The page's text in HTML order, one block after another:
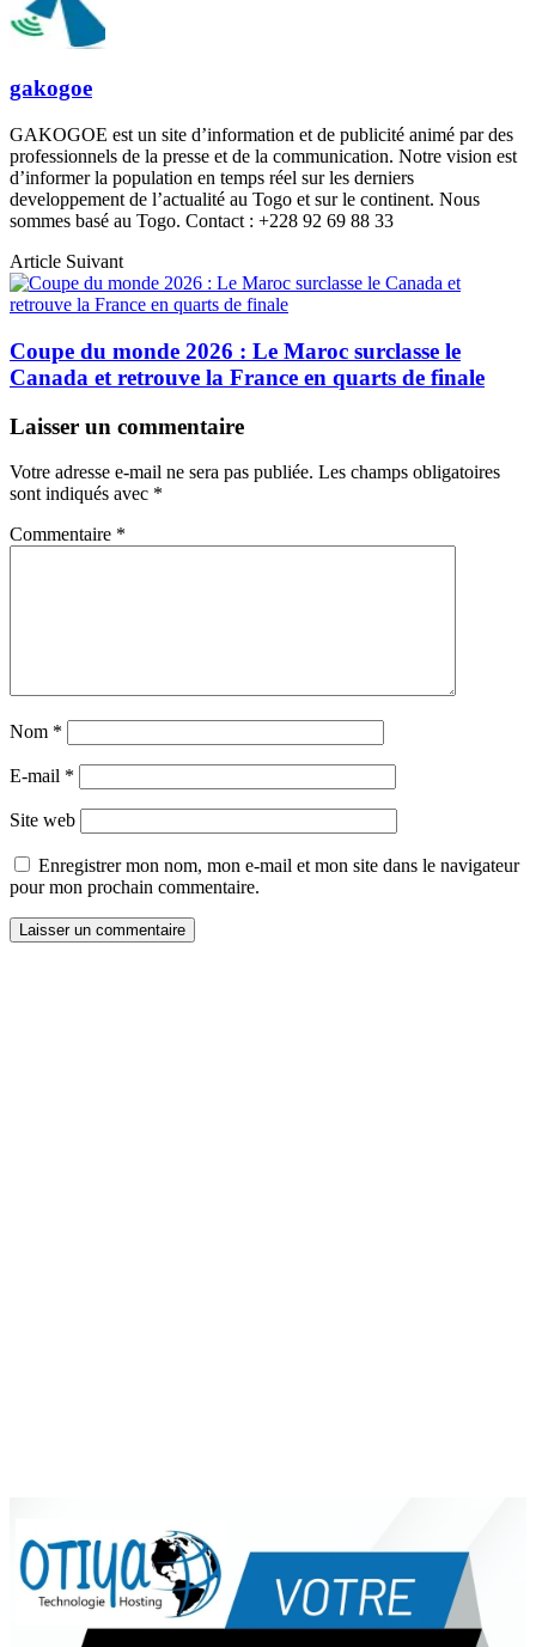
gakogoe
GAKOGOE est un site d’information et de publicité animé par des
professionnels de la presse et de la communication. Notre vision est
d’informer la population en temps réel sur les derniers
developpement de l’actualité au Togo et sur le continent. Nous
sommes basé au Togo. Contact : +228 92 69 88 33
Article Suivant
Coupe du monde 2026 : Le Maroc surclasse le
Canada et retrouve la France en quarts de finale
Laisser un commentaire
Votre adresse e-mail ne sera pas publiée. Les champs obligatoires
sont indiqués avec *
Commentaire *
Nom *
E-mail *
Site web
Enregistrer mon nom, mon e-mail et mon site dans le navigateur
pour mon prochain commentaire.